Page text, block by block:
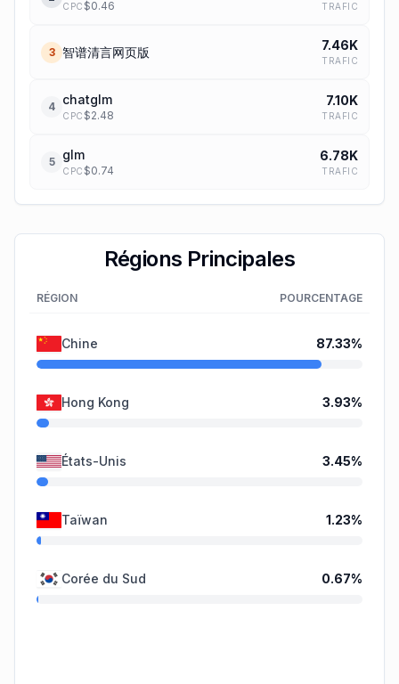
CPC $0.46 TRAFIC
3 智谱清言网页版 7.46K
TRAFIC
4 chatglm
CPC $2.48
7.10K
TRAFIC
5 glm
CPC $0.74
6.78K
TRAFIC
Régions Principales
RÉGION POURCENTAGE
Chine 87.33%
Hong Kong 3.93%
États-Unis 3.45%
Taïwan 1.23%
Corée du Sud 0.67%